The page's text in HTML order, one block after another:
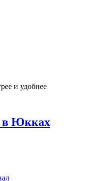
и удобнее
в Юкках